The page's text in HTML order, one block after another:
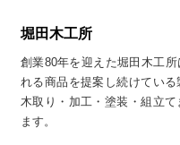
堀田木工所
創業80年を迎えた堀田木工
れる商品を提案し続けている
木取り・加工・塗装・組立
ます。